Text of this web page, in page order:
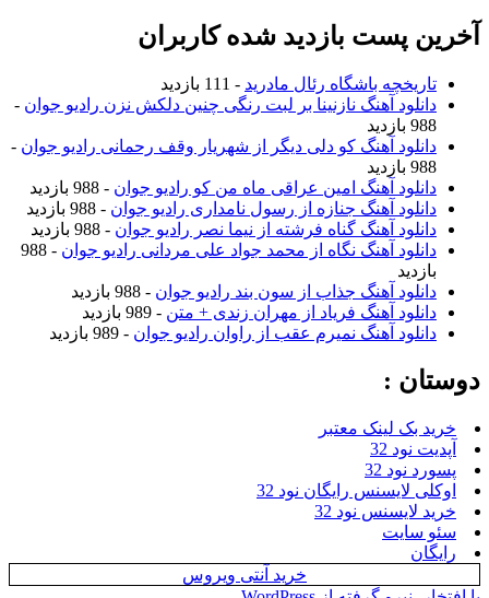
آخرین پست بازدید شده کاربران
تاریخچه باشگاه رئال مادرید - 111 بازدید
دانلود آهنگ نازنینا بر لبت رنگی چنین دلکش نزن رادیو جوان -
988 بازدید
دانلود آهنگ کو دلی دیگر از شهریار وقف رحمانی رادیو جوان -
988 بازدید
دانلود آهنگ امین عراقی ماه من کو رادیو جوان - 988 بازدید
دانلود آهنگ جنازه از رسول نامداری رادیو جوان - 988 بازدید
دانلود آهنگ گناه فرشته از نیما نصر رادیو جوان - 988 بازدید
دانلود آهنگ نگاه از محمد جواد علی مردانی رادیو جوان
- 988
بازدید
دانلود آهنگ جذاب از سون بند رادیو جوان - 988 بازدید
دانلود آهنگ فریاد از مهران زندی + متن - 989 بازدید
دانلود آهنگ نمیرم عقب از راوان رادیو جوان - 989 بازدید
دوستان :
خرید بک لینک معتبر
آپدیت نود 32
پسورد نود 32
اوکلی لایسنس رایگان نود 32
خرید لایسنس نود 32
سئو سایت
رایگان
خرید آنتی ویروس